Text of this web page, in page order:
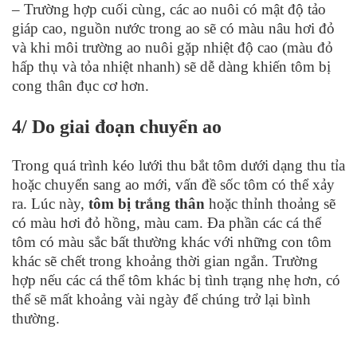
– Trường hợp cuối cùng, các ao nuôi có mật độ tảo
giáp cao, nguồn nước trong ao sẽ có màu nâu hơi đỏ
và khi môi trường ao nuôi gặp nhiệt độ cao (màu đỏ
hấp thụ và tỏa nhiệt nhanh) sẽ dễ dàng khiến tôm bị
cong thân đục cơ hơn.
4/ Do giai đoạn chuyển ao
Trong quá trình kéo lưới thu bắt tôm dưới dạng thu tỉa
hoặc chuyển sang ao mới, vấn đề sốc tôm có thể xảy
ra. Lúc này, tôm bị trắng thân hoặc thỉnh thoảng sẽ
có màu hơi đỏ hồng, màu cam. Đa phần các cá thể
tôm có màu sắc bất thường khác với những con tôm
khác sẽ chết trong khoảng thời gian ngắn. Trường
hợp nếu các cá thể tôm khác bị tình trạng nhẹ hơn, có
thể sẽ mất khoảng vài ngày để chúng trở lại bình
thường.